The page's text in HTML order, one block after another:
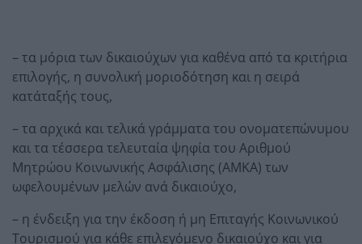
– τα μόρια των δικαιούχων για καθένα από τα κριτήρια
επιλογής, η συνολική μοριοδότηση και η σειρά
κατάταξής τους,
– τα αρχικά και τελικά γράμματα του ονοματεπώνυμου
και τα τέσσερα τελευταία ψηφία του Αριθμού
Μητρώου Κοινωνικής Ασφάλισης (ΑΜΚΑ) των
ωφελουμένων μελών ανά δικαιούχο,
– η ένδειξη για την έκδοση ή μη Επιταγής Κοινωνικού
Τουρισμού για κάθε επιλεγόμενο δικαιούχο και για